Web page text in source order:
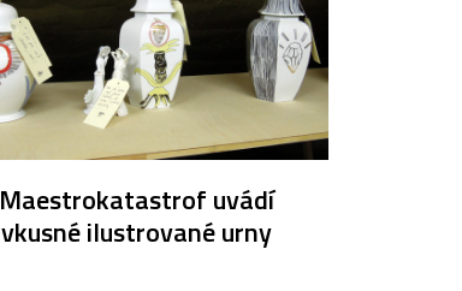
Maestrokatastrof uvádí
vkusné ilustrované urny